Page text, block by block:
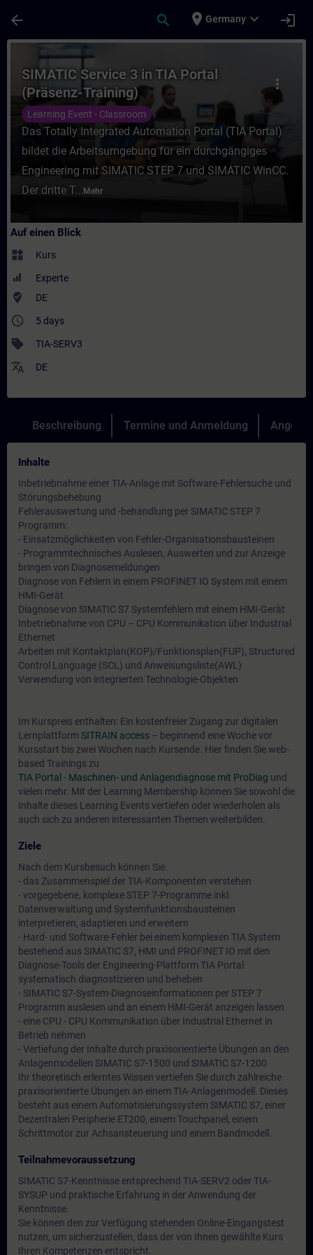
arrow_back search place Germany expand_more login
Kurs - SIMATIC Service 3 in TIA Portal
more_vert
SIMATIC Service 3 in TIA Portal
(Präsenz-Training)
Learning Event - Classroom
Das Totally Integrated Automation Portal (TIA Portal)
bildet die Arbeitsumgebung für ein durchgängiges
Engineering mit SIMATIC STEP 7 und SIMATIC WinCC.
Der dritte T... Mehr
Auf einen Blick
widgets Kurs
Experte
where_to_vote DE
access_time 5 days
sell TIA-SERV3
translate DE
Beschreibung Termine und Anmeldung Angebot
Inhalte
Inbetriebnahme einer TIA-Anlage mit Software-Fehlersuche und
Störungsbehebung
Fehlerauswertung und -behandlung per SIMATIC STEP 7
Programm:
- Einsatzmöglichkeiten von Fehler-Organisationsbausteinen
- Programmtechnisches Auslesen, Auswerten und zur Anzeige
bringen von Diagnosemeldungen
Diagnose von Fehlern in einem PROFINET IO System mit einem
HMI-Gerät
Diagnose von SIMATIC S7 Systemfehlern mit einem HMI-Gerät
Inbetriebnahme von CPU – CPU Kommunikation über Industrial
Ethernet
Arbeiten mit Kontaktplan(KOP)/Funktionsplan(FUP), Structured
Control Language (SCL) und Anweisungsliste(AWL)
Verwendung von integrierten Technologie-Objekten
Im Kurspreis enthalten: Ein kostenfreier Zugang zur digitalen
Lernplattform SITRAIN access – beginnend eine Woche vor
Kursstart bis zwei Wochen nach Kursende. Hier finden Sie web-
based Trainings zu
TIA Portal - Maschinen- und Anlagendiagnose mit ProDiag und
vielen mehr. Mit der Learning Membership können Sie sowohl die
Inhalte dieses Learning Events vertiefen oder wiederholen als
auch sich zu anderen interessanten Themen weiterbilden.
Ziele
Nach dem Kursbesuch können Sie:
- das Zusammenspiel der TIA-Komponenten verstehen
- vorgegebene, komplexe STEP 7-Programme inkl.
Datenverwaltung und Systemfunktionsbausteinen
interpretieren, adaptieren und erweitern
- Hard- und Software-Fehler bei einem komplexen TIA System
bestehend aus SIMATIC S7, HMI und PROFINET IO mit den
Diagnose-Tools der Engineering-Plattform TIA Portal
systematisch diagnostizieren und beheben
- SIMATIC S7-System-Diagnoseinformationen per STEP 7
Programm auslesen und an einem HMI-Gerät anzeigen lassen
- eine CPU - CPU Kommunikation über Industrial Ethernet in
Betrieb nehmen
- Vertiefung der Inhalte durch praxisorientierte Übungen an den
Anlagenmodellen SIMATIC S7-1500 und SIMATIC S7-1200
Ihr theoretisch erlerntes Wissen vertiefen Sie durch zahlreiche
praxisorientierte Übungen an einem TIA-Anlagenmodell. Dieses
besteht aus einem Automatisierungssystem SIMATIC S7, einer
Dezentralen Peripherie ET200, einem Touchpanel, einem
Schrittmotor zur Achsansteuerung und einem Bandmodell.
Teilnahmevoraussetzung
SIMATIC S7-Kenntnisse entsprechend TIA-SERV2 oder TIA-
SYSUP und praktische Erfahrung in der Anwendung der
Kenntnisse.
Sie können den zur Verfügung stehenden Online-Eingangstest
nutzen, um sicherzustellen, dass der von Ihnen gewählte Kurs
Ihren Kompetenzen entspricht.